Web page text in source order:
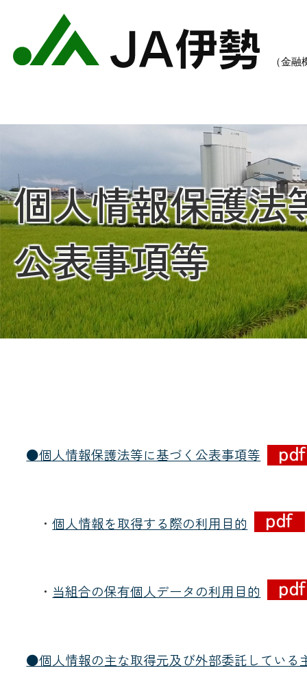
農業のご案内 各種手数料一覧 各種
JAバンク
個人情報保護法
公表事項等
●個人情報保護法等に基づく公表事項等
・個人情報を取得する際の利用目的
・ 当組合の保有個人データの利用目的
●個人情報の主な取得元及び外部委託している